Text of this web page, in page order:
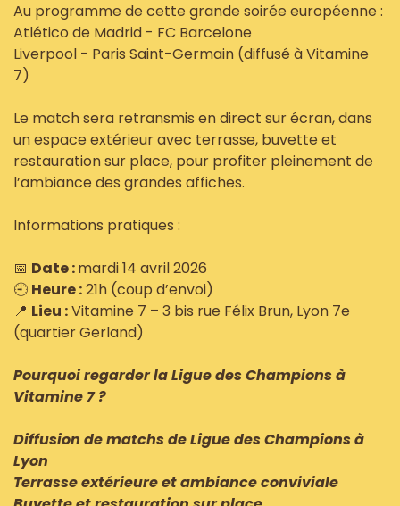
Au programme de cette grande soirée européenne :
Atlético de Madrid - FC Barcelone
Liverpool - Paris Saint-Germain (diffusé à Vitamine
7)
Le match sera retransmis en direct sur écran, dans
un espace extérieur avec terrasse, buvette et
restauration sur place, pour profiter pleinement de
l’ambiance des grandes affiches.
Informations pratiques :
📅 Date :mardi 14 avril 2026
🕘 Heure :21h (coup d’envoi)
📍 Lieu :Vitamine 7 – 3 bis rue Félix Brun, Lyon 7e
(quartier Gerland)
Pourquoi regarder la Ligue des Champions à
Vitamine 7 ?
Diffusion de matchs de Ligue des Champions à
Lyon
Terrasse extérieure et ambiance conviviale